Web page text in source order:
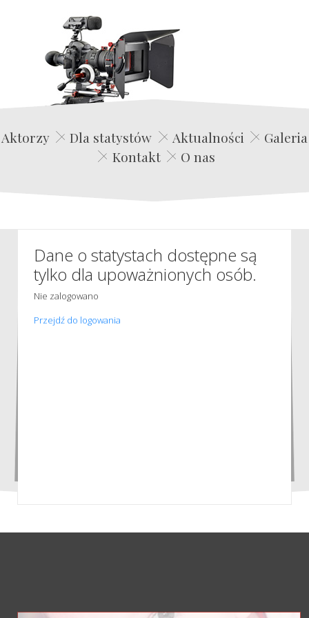
Edwin Film Agencja Aktorska
Aktorzy Dla statystów Aktualności
Galeria
Kontakt
O nas
Dane o statystach dostępne są
tylko dla upoważnionych osób.
Nie zalogowano
Przejdź do logowania